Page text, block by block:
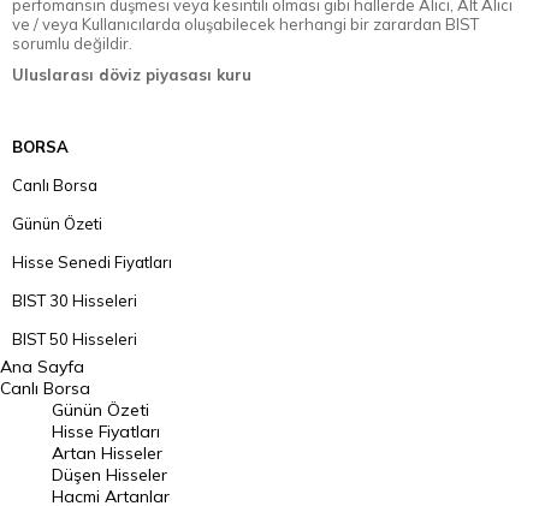
perfomansın düşmesi veya kesintili olması gibi hallerde Alıcı, Alt Alıcı
ve / veya Kullanıcılarda oluşabilecek herhangi bir zarardan BIST
sorumlu değildir.
Uluslarası döviz piyasası kuru
BORSA
Canlı Borsa
Günün Özeti
Hisse Senedi Fiyatları
BIST 30 Hisseleri
BIST 50 Hisseleri
BIST 100 Hisseleri
En Çok Artan Hisseler
En Çok Düşen Hisseler
Hacmi Artanlar
Ana Sayfa
Canlı Borsa
Günün Özeti
Hisse Fiyatları
Artan Hisseler
Düşen Hisseler
Hacmi Artanlar